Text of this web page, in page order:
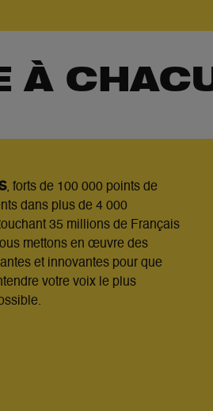
À
, forts de 100 000 points de
dans plus de 4 000
35 millions de Français
mettons en œuvre des
et innovantes pour que
votre voix le plus